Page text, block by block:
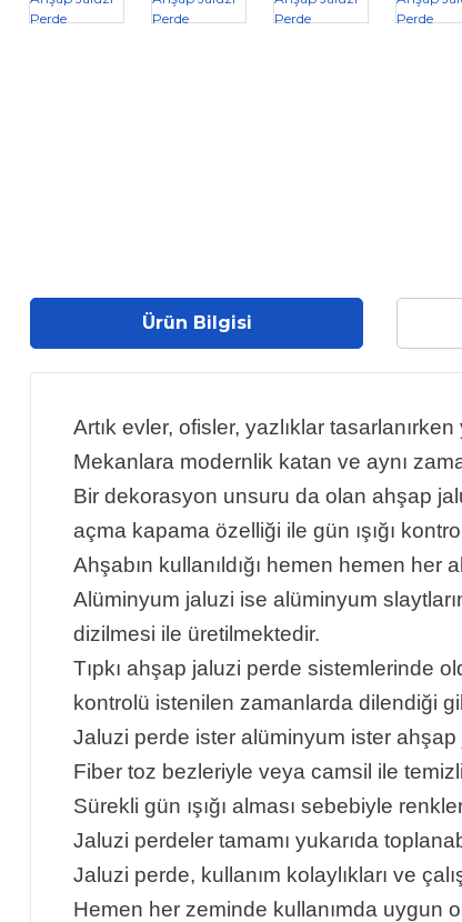
Ürün Bilgisi
Artık evler, ofisler, yazlıklar
Mekanlara modernlik katan ve aynı
Bir dekorasyon unsuru da olan ahşap
açma kapama özelliği ile gün ışığı
Ahşabın kullanıldığı hemen hemen
Alüminyum jaluzi ise alüminyum
dizilmesi ile üretilmektedir.
Tıpkı ahşap jaluzi perde sistemlerinde
kontrolü istenilen zamanlarda dilendiği
Jaluzi perde ister alüminyum ister
Fiber toz bezleriyle veya camsil ile
Sürekli gün ışığı alması sebebiyle
Jaluzi perdeler tamamı yukarıda
Jaluzi perde, kullanım kolaylıkları ve
Hemen her zeminde kullanımda uygun